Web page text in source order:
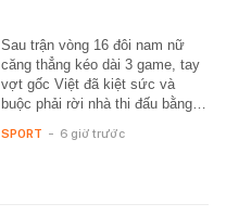
Sau trận vòng 16 đôi nam nữ
căng thẳng kéo dài 3 game, tay
vợt gốc Việt đã kiệt sức và
buộc phải rời nhà thi đấu bằng…
SPORT - 6 giờ trước